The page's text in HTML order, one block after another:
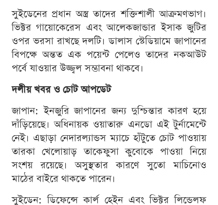
সুইডেনের প্রধান অস্ত্র তাদের শক্তিশালী আক্রমণভাগ।
ভিক্টর গায়োকেরেস এবং আলেকজান্ডার ইসাক জুটির
ওপর ভরসা রাখছে দলটি। ডালাস স্টেডিয়ামে জাপানের
বিপক্ষে অন্তত এক পয়েন্ট পেলেও তাদের নকআউট
পর্বে যাওয়ার উজ্জ্বল সম্ভাবনা থাকবে।
দলীয় খবর ও চোট আপডেট
জাপান: ইনজুরি জাপানের জন্য দুশ্চিন্তার কারণ হয়ে
দাঁড়িয়েছে। অধিনায়ক ওয়াতারু এনডো এই টুর্নামেন্টে
নেই। এছাড়া নেদারল্যান্ডস ম্যাচে হাঁটুতে চোট পাওয়ায়
তারকা খেলোয়াড় তাকেফুসা কুবোকে পাওয়া নিয়ে
সংশয় রয়েছে। অসুস্থতার কারণে সুতো মাচিনোও
মাঠের বাইরে থাকতে পারেন।
সুইডেন: ডিফেন্সে কার্ল হেইন এবং ভিক্টর লিন্ডেলফ